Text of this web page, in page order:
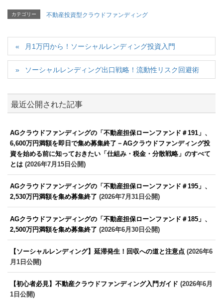
カテゴリー 不動産投資型クラウドファンディング
月1万円から！ソーシャルレンディング投資入門
ソーシャルレンディング出口戦略！流動性リスク回避術
最近公開された記事
AGクラウドファンディングの「不動産担保ローンファンド＃191」、
6,600万円満額を即日で集め募集終了－AGクラウドファンディング投
資を始める前に知っておきたい「仕組み・税金・分散戦略」のすべて
とは (2026年7月15日公開)
AGクラウドファンディングの「不動産担保ローンファンド＃195」、
2,530万円満額を集め募集終了 (2026年7月31日公開)
AGクラウドファンディングの「不動産担保ローンファンド＃185」、
2,500万円満額を集め募集終了 (2026年6月30日公開)
【ソーシャルレンディング】延滞発生！回収への道と注意点 (2026年6
月1日公開)
【初心者必見】不動産クラウドファンディング入門ガイド (2026年6月
1日公開)